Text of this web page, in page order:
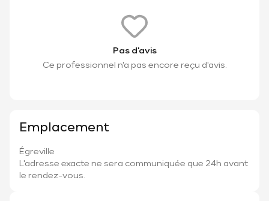
Pas d'avis
Ce professionnel n'a pas encore reçu d'avis.
Emplacement
Égreville
L'adresse exacte ne sera communiquée que 24h avant
le rendez-vous.